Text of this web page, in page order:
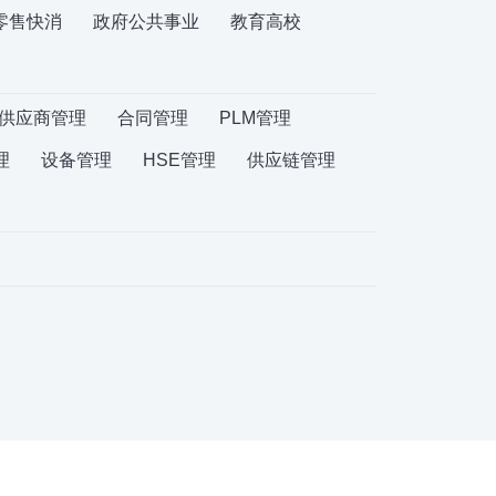
售快消 政府公共事业 教育高校
应商管理 合同管理 PLM管理
设备管理 HSE管理 供应链管理